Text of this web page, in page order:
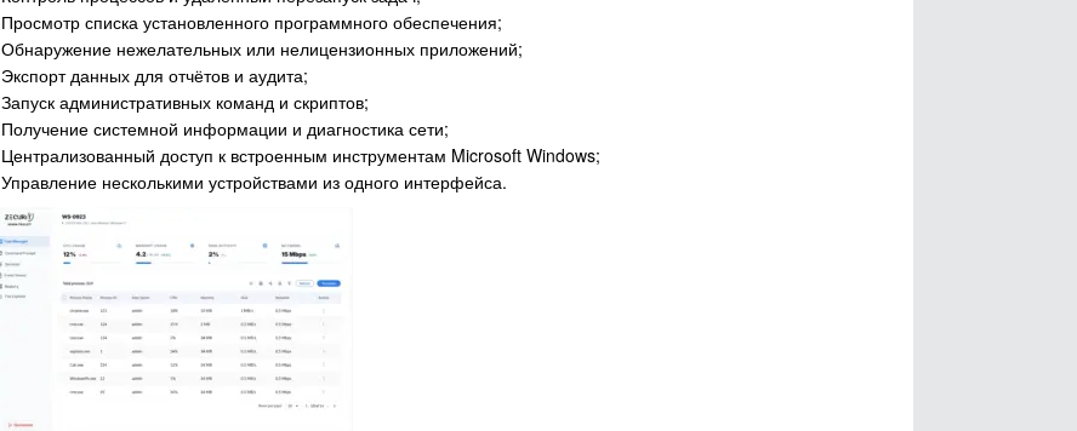
Просмотр списка установленного программного обеспечения;
Обнаружение нежелательных или нелицензионных приложений;
Экспорт данных для отчётов и аудита;
Запуск административных команд и скриптов;
Получение системной информации и диагностика сети;
Централизованный доступ к встроенным инструментам Microsoft Windows;
Управление несколькими устройствами из одного интерфейса.